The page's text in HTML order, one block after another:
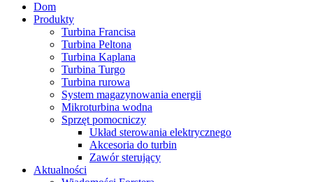
Dom
Produkty
Turbina Francisa
Turbina Peltona
Turbina Kaplana
Turbina Turgo
Turbina rurowa
System magazynowania energii
Mikroturbina wodna
Sprzęt pomocniczy
Układ sterowania elektrycznego
Akcesoria do turbin
Zawór sterujący
Aktualności